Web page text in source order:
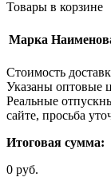
Товары в корзине
Марка
Стоимость
Указаны оптовые
Реальные
сайте, просьба
Итоговая сумма:
0 руб.